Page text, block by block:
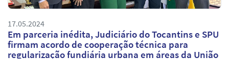
17.05.2024
Em parceria inédita, Judiciário do Tocantins e SPU
firmam acordo de cooperação técnica para
regularização fundiária urbana em áreas da União